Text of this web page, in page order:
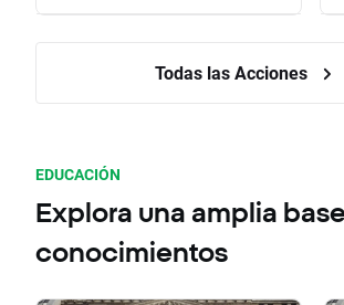
Todas las Acciones
EDUCACIÓN
Explora una amplia
conocimientos